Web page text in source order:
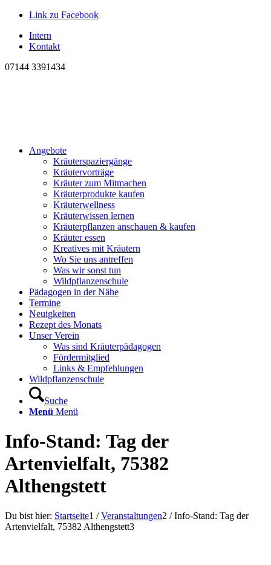
Link zu Facebook
Intern
Kontakt
07144 3391434
Angebote
Kräuterspaziergänge
Kräutervorträge
Kräuter zum Mitmachen
Kräuterprodukte kaufen
Kräuterwellness
Kräuterwissen lernen
Kräuterpflanzen anschauen & kaufen
Kräuter essen
Kreatives mit Kräutern
Wo Sie uns antreffen
Was wir sonst tun
Wildpflanzenschule
Pädagogen in der Nähe
Termine
Neuigkeiten
Rezept des Monats
Unser Verein
Was sind Kräuterpädagogen
Fördermitglied
Links & Empfehlungen
Wildpflanzenschule
Suche
Menü Menü
Info-Stand: Tag der
Artenvielfalt, 75382
Althengstett
Du bist hier: Startseite1 / Veranstaltungen2 / Info-Stand: Tag der
Artenvielfalt, 75382 Althengstett3